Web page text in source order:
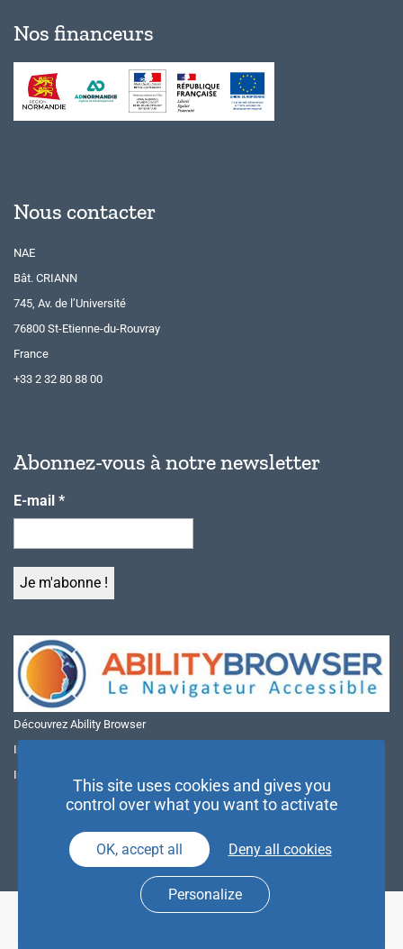
Nos financeurs
Nous contacter
NAE
Bât. CRIANN
745, Av. de l’Université
76800 St-Etienne-du-Rouvray
France
+33 2 32 80 88 00
Abonnez-vous à notre newsletter
E-mail *
Découvrez Ability Browser
Installer Ability Browser sur Windows
Installer Ability Browser sur Mac
Mentions légales|Politique de confidentialité
This site uses cookies and gives you
control over what you want to activate
OK, accept all Deny all cookies
Personalize